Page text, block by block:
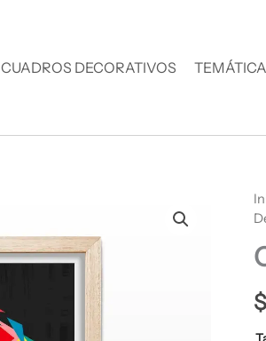
CUADROS DECORATIVOS TEMÁTICA
$